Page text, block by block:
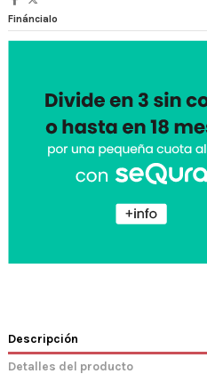
Fináncialo
Descripción
Detalles del producto